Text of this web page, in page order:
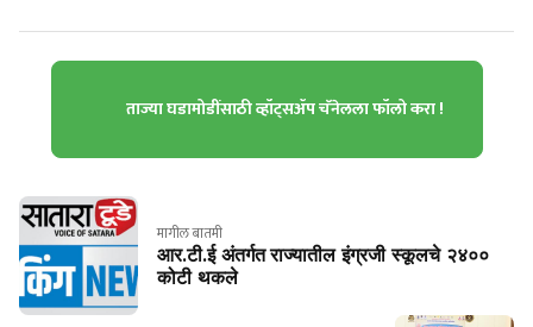
ताज्या घडामोडींसाठी व्हॉट्सॲप चॅनेलला फॉलो करा !
मागील बातमी
आर.टी.ई अंतर्गत राज्यातील इंग्रजी स्कूलचे २४००
कोटी थकले